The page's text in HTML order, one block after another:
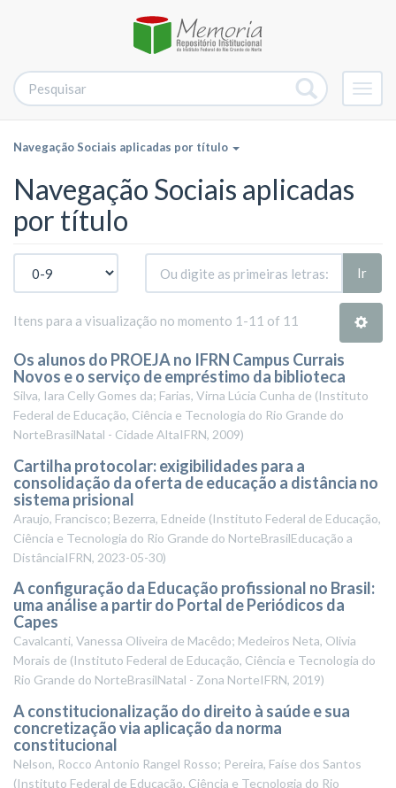
Navegação Sociais aplicadas por título
Navegação Sociais aplicadas
por título
Ir
Itens para a visualização no momento 1-11 of 11
Os alunos do PROEJA no IFRN Campus Currais
Novos e o serviço de empréstimo da biblioteca
Silva, Iara Celly Gomes da; Farias, Virna Lúcia Cunha de (Instituto
Federal de Educação, Ciência e Tecnologia do Rio Grande do
NorteBrasilNatal - Cidade AltaIFRN, 2009)
Cartilha protocolar: exigibilidades para a
consolidação da oferta de educação a distância no
sistema prisional
Araujo, Francisco; Bezerra, Edneide (Instituto Federal de Educação,
Ciência e Tecnologia do Rio Grande do NorteBrasilEducação a
DistânciaIFRN, 2023-05-30)
A configuração da Educação profissional no Brasil:
uma análise a partir do Portal de Periódicos da
Capes
Cavalcanti, Vanessa Oliveira de Macêdo; Medeiros Neta, Olivia
Morais de (Instituto Federal de Educação, Ciência e Tecnologia do
Rio Grande do NorteBrasilNatal - Zona NorteIFRN, 2019)
A constitucionalização do direito à saúde e sua
concretização via aplicação da norma
constitucional
Nelson, Rocco Antonio Rangel Rosso; Pereira, Faíse dos Santos
(Instituto Federal de Educação, Ciência e Tecnologia do Rio